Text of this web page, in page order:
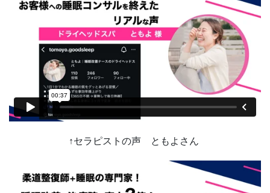
↑セラピストの声 ともよさん